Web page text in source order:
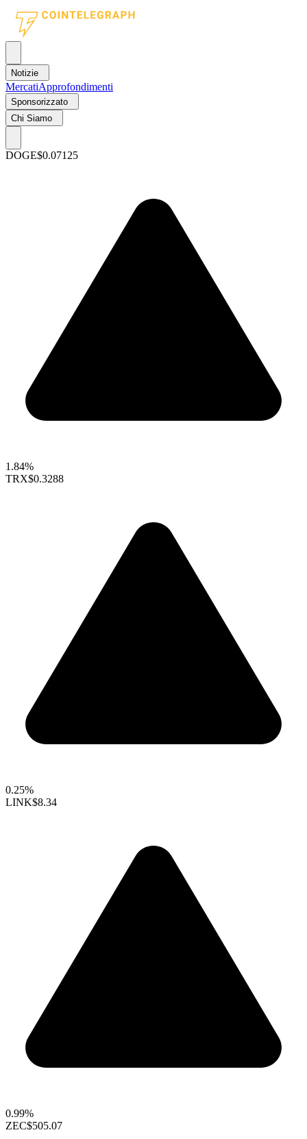
Notizie
MercatiApprofondimenti
Sponsorizzato
Chi Siamo
DOGE$0.07125
1.84%
TRX$0.3288
0.25%
LINK$8.34
0.99%
ZEC$505.07